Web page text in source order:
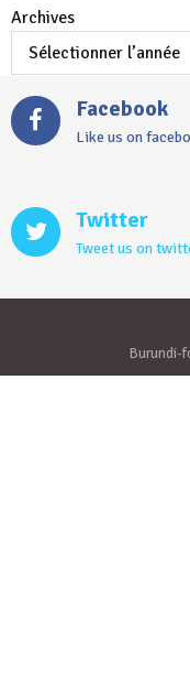
Archives
Facebook
Like us on
Twitter
Tweet us on
Burundi-